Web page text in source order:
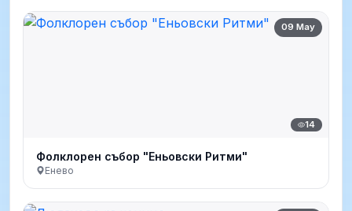
09 May
14
Фолклорен събор "Еньовски Ритми"
Енево